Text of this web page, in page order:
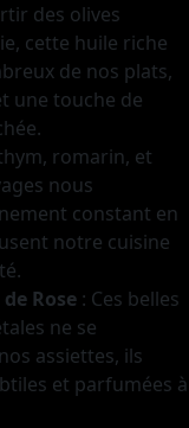
des olives
cette huile riche
de nos plats,
une touche de
romarin, et
nous
constant en
notre cuisine
Rose : Ces belles
ne se
assiettes, ils
et parfumées à